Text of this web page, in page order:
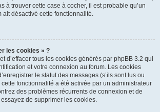
à trouver cette case à cocher, il est probable qu’un
ait désactivé cette fonctionnalité.
les cookies » ?
d’effacer tous les cookies générés par phpBB 3.2 qui
et votre connexion au forum. Les cookies
le statut des messages (s’ils sont lus ou
fonctionnalité a été activée par un administrateur
des problèmes récurrents de connexion et de
de supprimer les cookies.